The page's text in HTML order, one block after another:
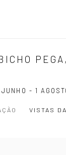
JUNHO - 1
VISTAS